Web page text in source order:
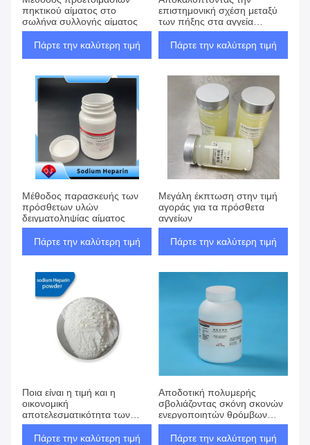
πηκτικού αίματος στο
σωλήνα συλλογής αίματος
Πάρτε την καλύτερη τιμή
επιστημονική σχέση μεταξύ
των πήξης στα αγγεία
συλλογής αίματος και του
μεγέθους του δείγματος
Πάρτε την καλύτερη τιμή
Μέθοδος παρασκευής των
πρόσθετων υλών
δειγματοληψίας αίματος
Πάρτε την καλύτερη τιμή
Μεγάλη έκπτωση στην τιμή
αγοράς για τα πρόσθετα
αγγείων
Πάρτε την καλύτερη τιμή
Ποια είναι η τιμή και η
οικονομική
αποτελεσματικότητα των
πρόσθετων υλών
δειγματοληψίας αίματος
Πάρτε την καλύτερη τιμή
Αποδοτική πολυμερής
σβολιάζοντας σκόνη σκονών
ενεργοποιητών θρόμβων
αίματος στο άσπρο χρώμα
Πάρτε την καλύτερη τιμή